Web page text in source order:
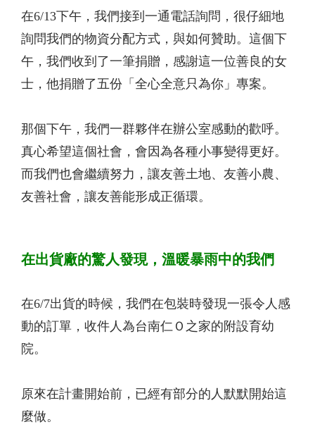
在6/13下午，我們接到一通電話詢問，很仔細地
詢問我們的物資分配方式，與如何贊助。這個下
午，我們收到了一筆捐贈，感謝這一位善良的女
士，他捐贈了五份「全心全意只為你」專案。
那個下午，我們一群夥伴在辦公室感動的歡呼。
真心希望這個社會，會因為各種小事變得更好。
而我們也會繼續努力，讓友善土地、友善小農、
友善社會，讓友善能形成正循環。
在出貨廠的驚人發現，溫暖暴雨中的我們
在6/7出貨的時候，我們在包裝時發現一張令人感
動的訂單，收件人為台南仁Ｏ之家的附設育幼
院。
原來在計畫開始前，已經有部分的人默默開始這
麼做。